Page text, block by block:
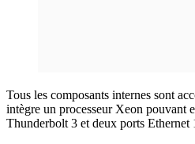
Tous les composants internes sont
intègre un processeur Xeon pouvant
Thunderbolt 3 et deux ports Ethernet